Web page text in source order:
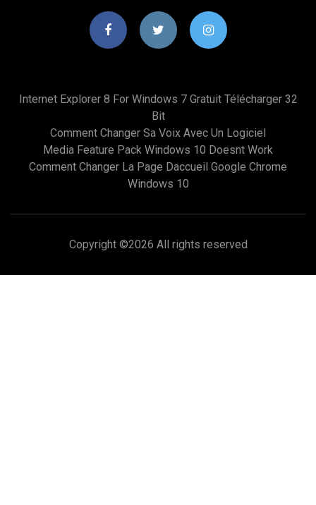
Internet Explorer 8 For Windows 7 Gratuit Télécharger 32
Bit
Comment Changer Sa Voix Avec Un Logiciel
Media Feature Pack Windows 10 Doesnt Work
Comment Changer La Page Daccueil Google Chrome
Windows 10
Copyright ©2026 All rights reserved